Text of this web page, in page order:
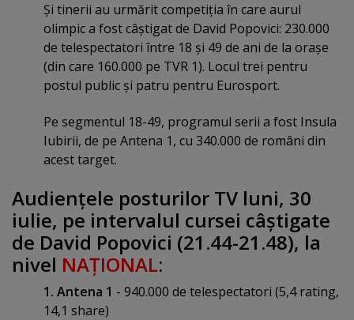
Şi tinerii au urmărit competiţia în care aurul
olimpic a fost câştigat de David Popovici: 230.000
de telespectatori între 18 şi 49 de ani de la oraşe
(din care 160.000 pe TVR 1). Locul trei pentru
postul public şi patru pentru Eurosport.
Pe segmentul 18-49, programul serii a fost Insula
Iubirii, de pe Antena 1, cu 340.000 de români din
acest target.
Audienţele posturilor TV luni, 30
iulie, pe intervalul cursei câştigate
de David Popovici (21.44-21.48), la
nivel NAŢIONAL:
1. Antena 1 - 940.000 de telespectatori (5,4 rating,
14,1 share)